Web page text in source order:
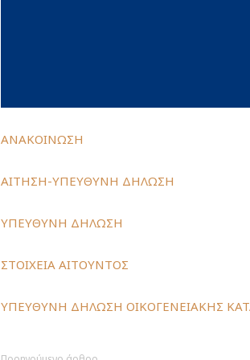
ΑΝΑΚΟΙΝΩΣΗ
ΑΙΤΗΣΗ-ΥΠΕΥΘΥΝΗ ΔΗΛΩΣΗ
ΥΠΕΥΘΥΝΗ ΔΗΛΩΣΗ
ΣΤΟΙΧΕΙΑ ΑΙΤΟΥΝΤΟΣ
ΥΠΕΥΘΥΝΗ ΔΗΛΩΣΗ ΟΙΚΟΓΕΝΕΙΑΚΗΣ